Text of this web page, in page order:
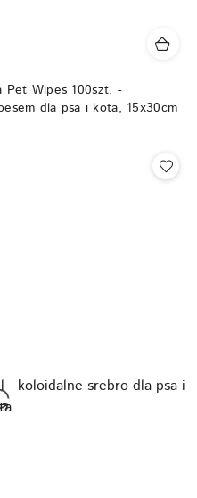
Pet Wipes 100szt. -
dla psa i kota, 15x30cm